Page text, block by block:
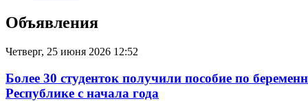
Объявления
Четверг, 25 июня 2026 12:52
Более 30 студенток получили пособие по
Республике с начала года